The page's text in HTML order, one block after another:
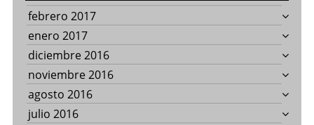
febrero 2017
enero 2017
diciembre 2016
noviembre 2016
agosto 2016
julio 2016